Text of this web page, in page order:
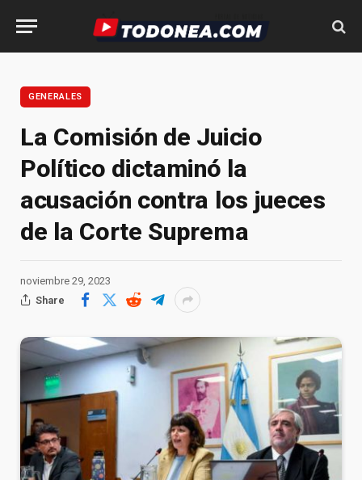
GENERALES
La Comisión de Juicio
Político dictaminó la
acusación contra los jueces
de la Corte Suprema
noviembre 29, 2023
Share